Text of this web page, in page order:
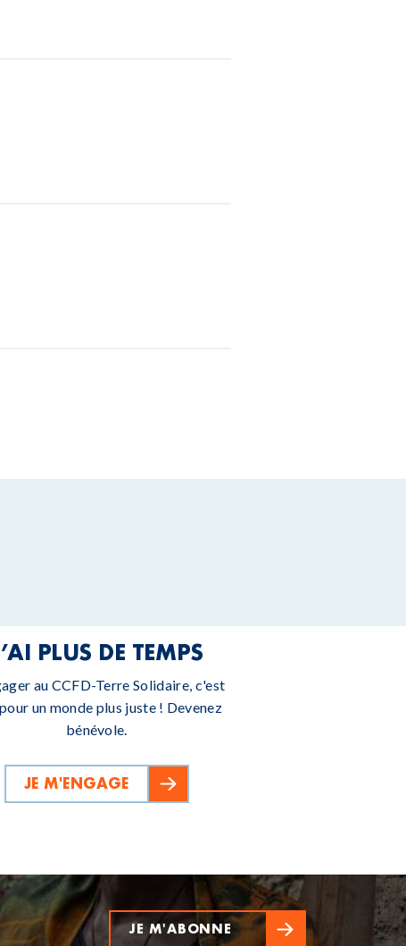
PLUS DE TEMPS
au CCFD-Terre Solidaire, c'est
un monde plus juste ! Devenez
bénévole.
JE M'ENGAGE
JE M'ABONNE